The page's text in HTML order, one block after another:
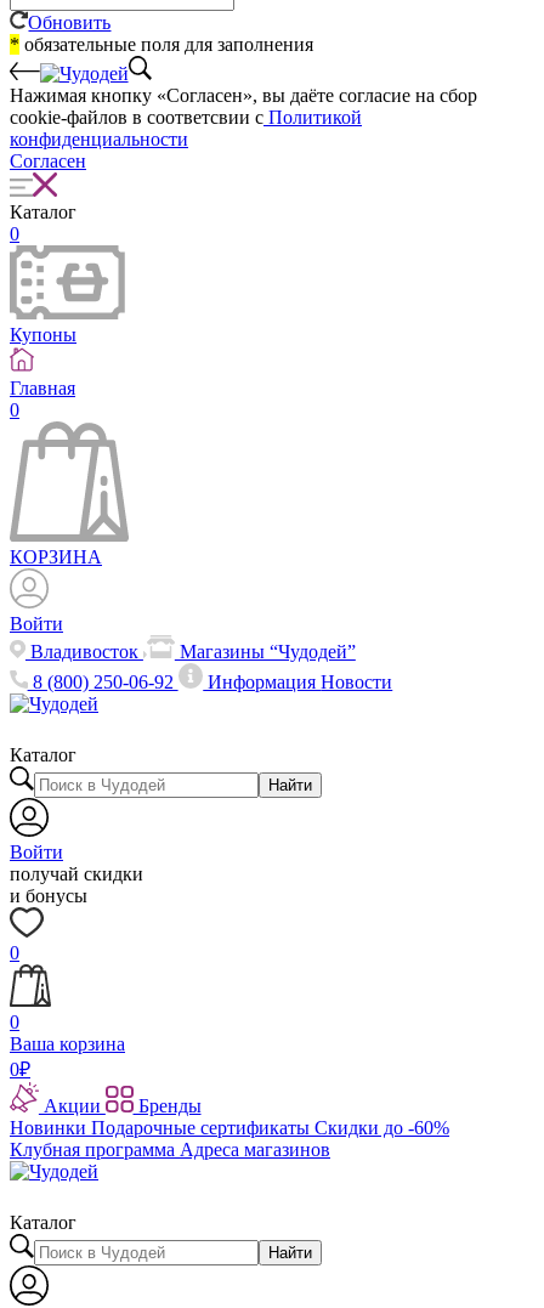
Обновить
* обязательные поля для заполнения
Нажимая кнопку «Согласен», вы даёте cогласие на сбор
cookie-файлов в соответсвии с Политикой
конфиденциальности
Согласен
Каталог
0
Купоны
Главная
0
КОРЗИНА
Войти
Владивосток
Магазины “Чудодей”
8 (800) 250-06-92
ИнформацияНовости
Каталог
Найти
Войти
получай скидки
и бонусы
0
0
Ваша корзина
0₽
Акции
Бренды
Новинки Подарочные сертификаты Скидки до -60%
Клубная программа Адреса магазинов
Каталог
Найти